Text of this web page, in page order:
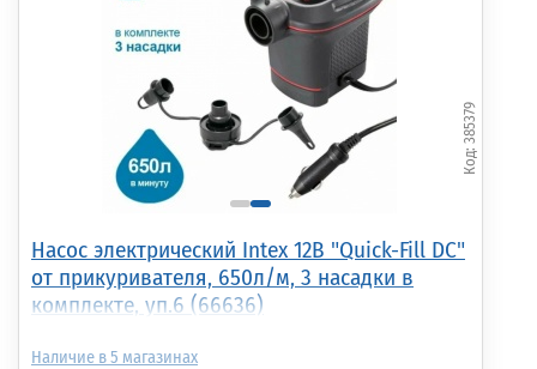
Насос электрический Intex 12В "Quick-Fill DC"
от прикуривателя, 650л/м, 3 насадки в
комплекте, уп.6 (66636)
385379
5